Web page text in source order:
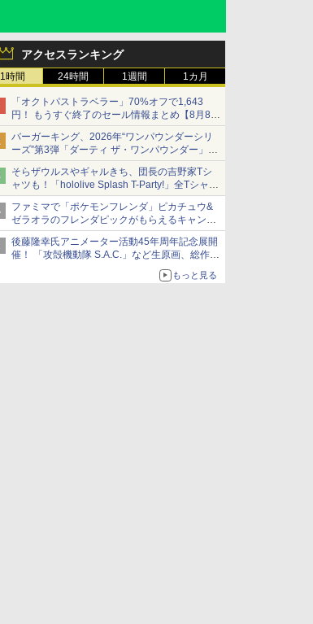
アクセスランキング
1時間 24時間 1週間 1カ月
「オクトパストラベラー」70%オフで1,643
円！ もうすぐ終了のセール情報まとめ【8月8日
更新】
ニンテンドーeショップでは「大神 絶景版」が
67%オフで990円
バーガーキング、2026年“ワンパウンダーシリ
ーズ”第3弾「ダーティ ザ・ワンパウンダー」を
8月7日発売
「特製ガーリックマヨソース」を使用した超大
型チーズバーガー
そらザウルスやギャルきち、団長の吉野家Tシ
ャツも！「hololive Splash T-Party!」全Tシャツ
ラインナップ公開＆オンライン販売開始
ファミマで「ポケモンフレンダ」ピカチュウ&
ゼラオラのフレンダピックがもらえるキャンペ
ーン開催！
後藤隆幸氏アニメーター活動45年周年記念展開
催！ 「攻殻機動隊 S.A.C.」など生原画、総作画
もっと見る